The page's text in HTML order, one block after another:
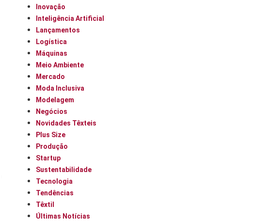
Inovação
Inteligência Artificial
Lançamentos
Logística
Máquinas
Meio Ambiente
Mercado
Moda Inclusiva
Modelagem
Negócios
Novidades Têxteis
Plus Size
Produção
Startup
Sustentabilidade
Tecnologia
Tendências
Têxtil
Últimas Notícias